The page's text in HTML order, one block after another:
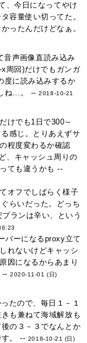
、今日になってやけ
容量使い切ってた。
ったんだけどなぁ。
音声画像直読み込み
周回)だけでもガンガ
度に読み込みするか
ね…。 --2018-10-21
けでも1日で300～
感じ。とりあえずサ
程度変わるか確認
、キャッシュ周りの
ても違うかも --
オフでしばらく様子
らいだった。どっち
ランは辛い、という
バーになるproxy立て
れないけどキャッシ
因になるからあまり
--2020-11-01 (日)
たので、毎日１－１
も兼ねて海域解放も
の３－３でなんとか
す。 -- 2018-10-21 (日)